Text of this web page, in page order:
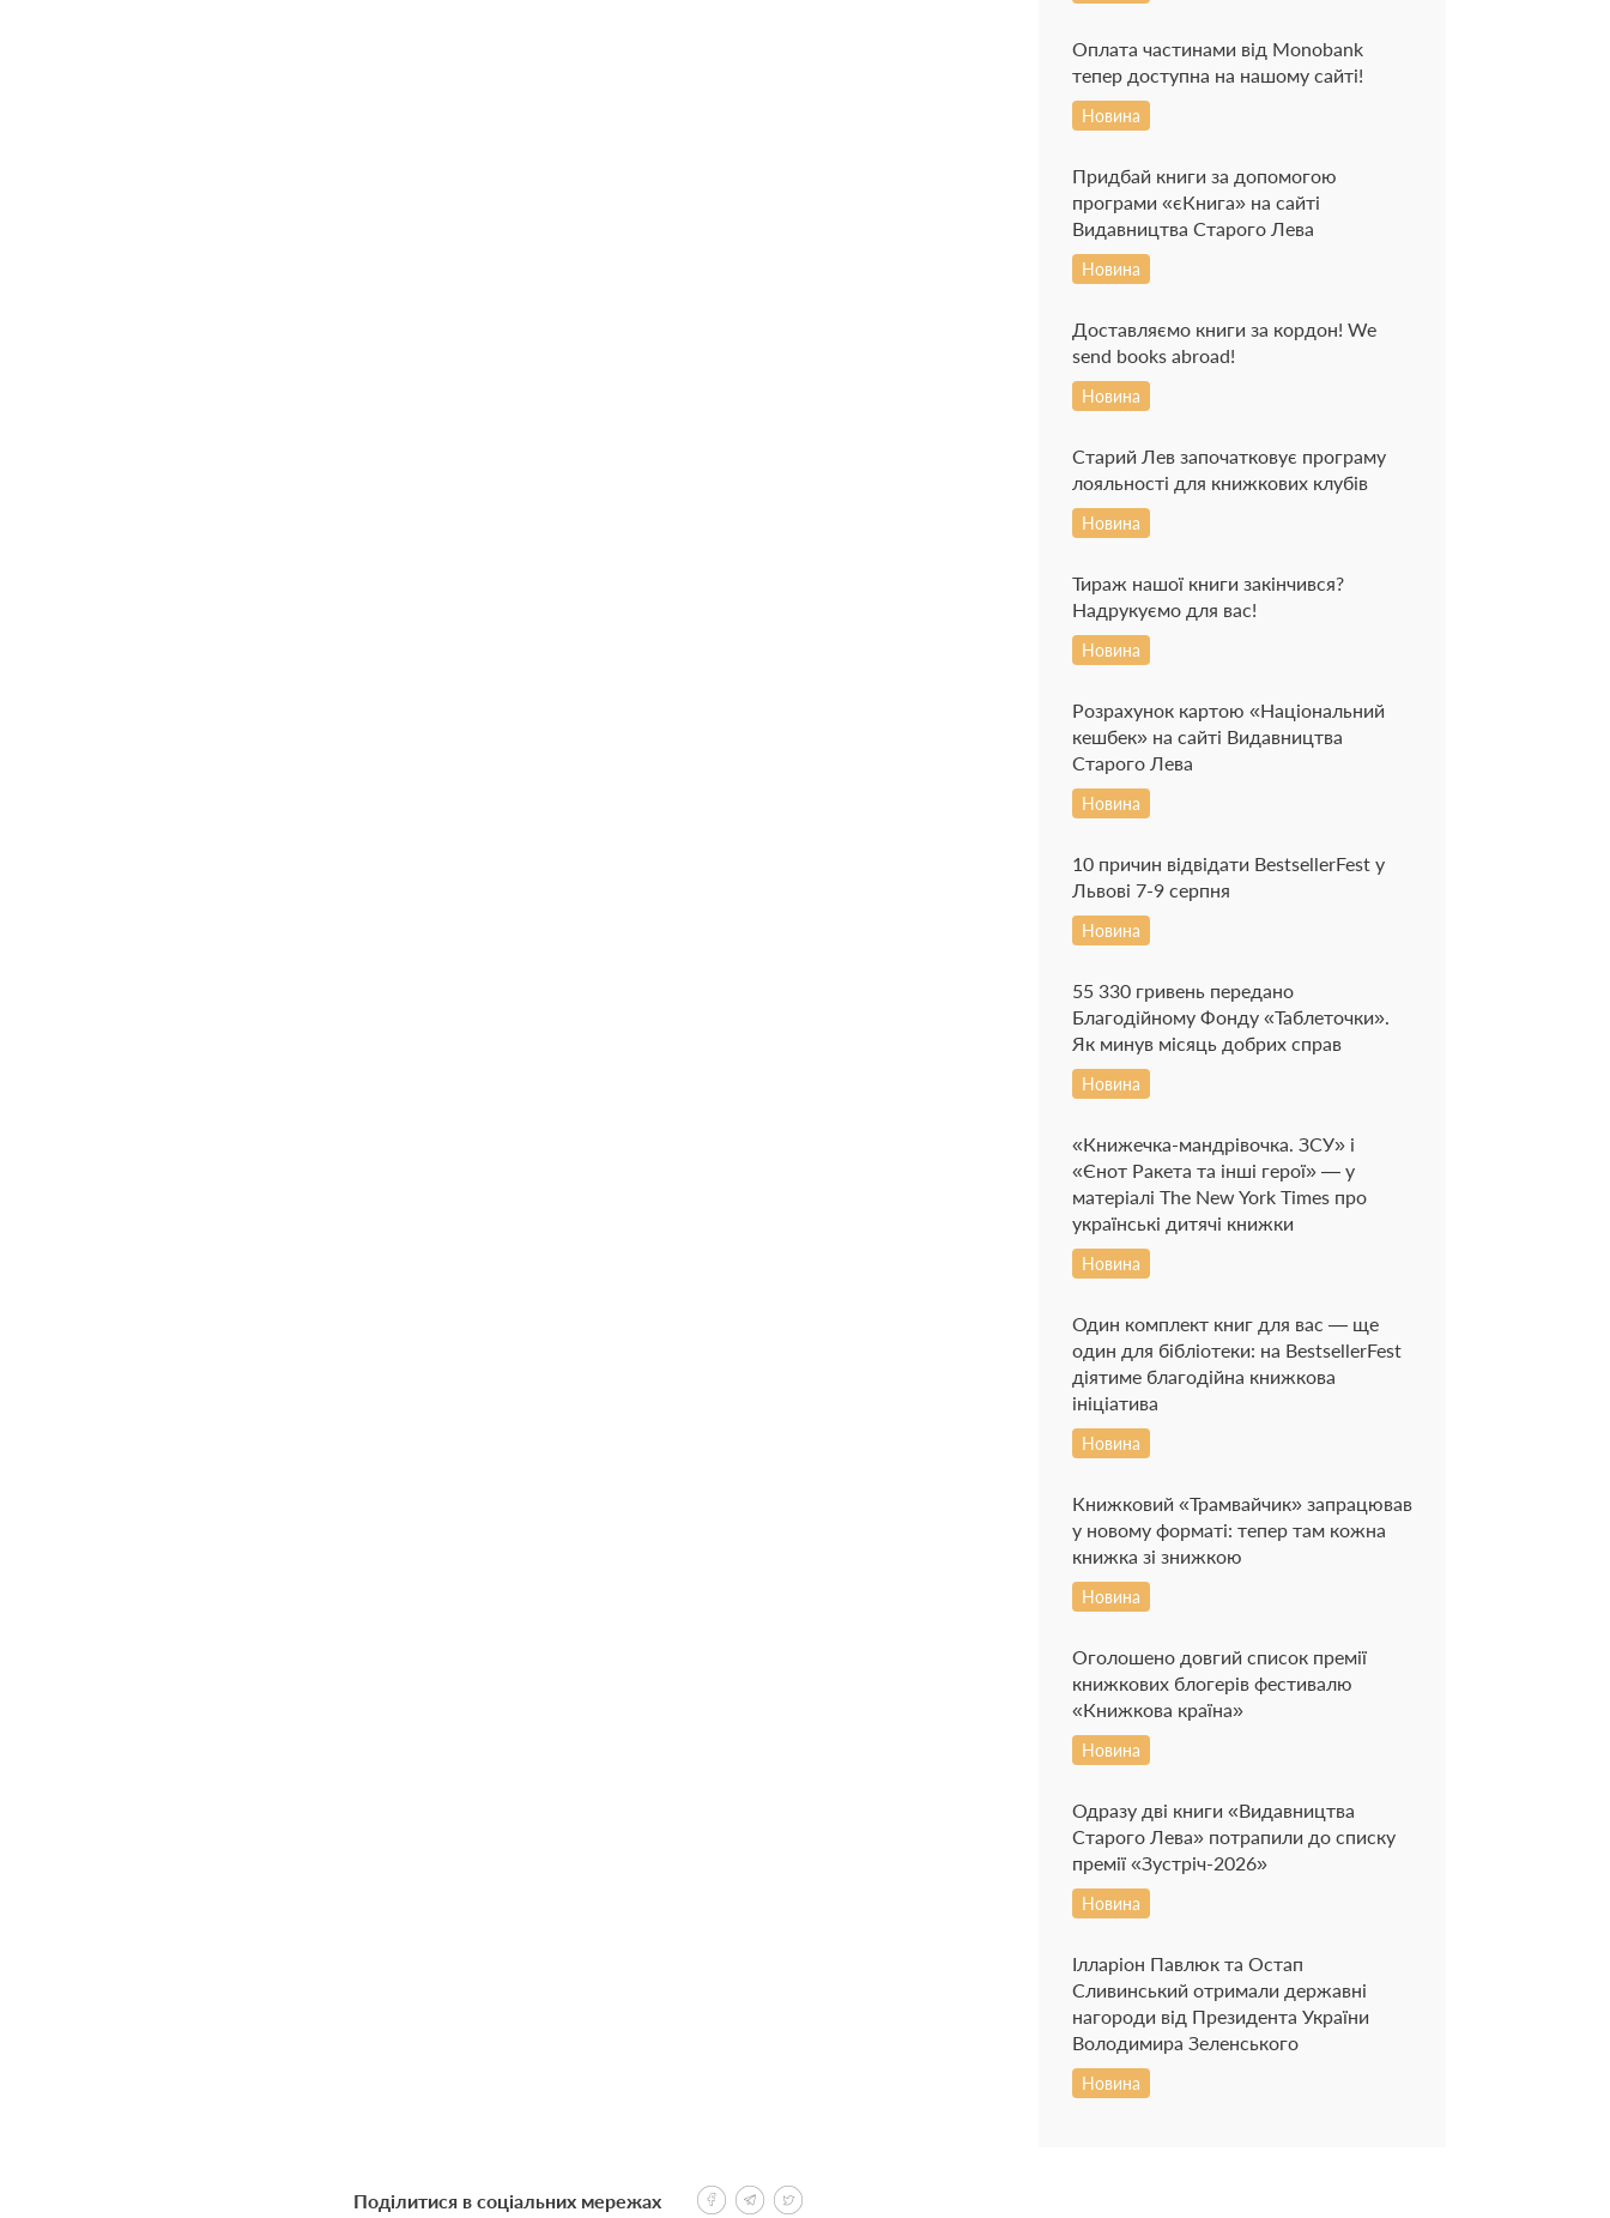
Оплата частинами від Monobank
тепер доступна на нашому сайті!
Новина
Придбай книги за допомогою
програми «єКнига» на сайті
Видавництва Старого Лева
Новина
Доставляємо книги за кордон! We
send books abroad!
Новина
Старий Лев започатковує програму
лояльності для книжкових клубів
Новина
Тираж нашої книги закінчився?
Надрукуємо для вас!
Новина
Розрахунок картою «Національний
кешбек» на сайті Видавництва
Старого Лева
Новина
10 причин відвідати BestsellerFest у
Львові 7-9 серпня
Новина
55 330 гривень передано
Благодійному Фонду «Таблеточки».
Як минув місяць добрих справ
Новина
«Книжечка-мандрівочка. ЗСУ» і
«Єнот Ракета та інші герої» — у
матеріалі The New York Times про
українські дитячі книжки
Новина
Один комплект книг для вас — ще
один для бібліотеки: на BestsellerFest
діятиме благодійна книжкова
ініціатива
Новина
Книжковий «Трамвайчик» запрацював
у новому форматі: тепер там кожна
книжка зі знижкою
Новина
Оголошено довгий список премії
книжкових блогерів фестивалю
«Книжкова країна»
Новина
Одразу дві книги «Видавництва
Старого Лева» потрапили до списку
премії «Зустріч-2026»
Новина
Ілларіон Павлюк та Остап
Сливинський отримали державні
нагороди від Президента України
Володимира Зеленського
Новина
Поділитися в соціальних мережах